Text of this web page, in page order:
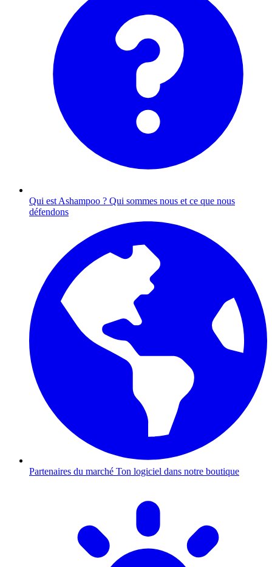
Qui est Ashampoo ? Qui sommes nous et ce que nous
défendons
Partenaires du marché Ton logiciel dans notre boutique